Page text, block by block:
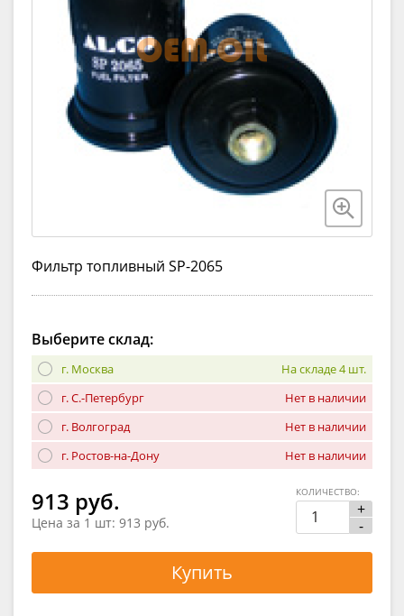
Фильтр топливный SP-2065
Выберите склад:
г. Москва
На складе 4 шт.
г. С.-Петербург
Нет в наличии
г. Волгоград
Нет в наличии
г. Ростов-на-Дону
Нет в наличии
913 руб.
Цена за 1 шт: 913 руб.
+
-
КОЛИЧЕСТВО:
Купить